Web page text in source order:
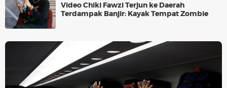
Video Chiki Fawzi Terjun ke Daerah
Terdampak Banjir: Kayak Tempat Zombie